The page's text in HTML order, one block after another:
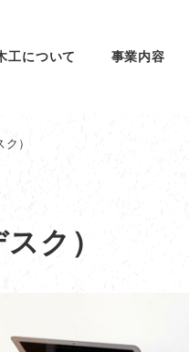
工について 事業内容
）
ク）